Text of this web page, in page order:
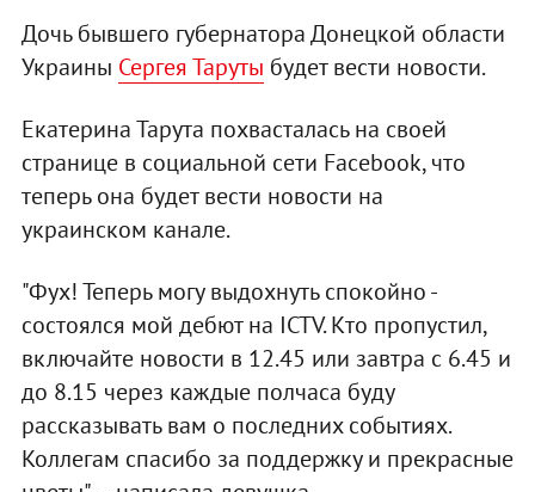
Дочь бывшего губернатора Донецкой области
Украины Сергея Таруты будет вести новости.
Екатерина Тарута похвасталась на своей
странице в социальной сети Facebook, что
теперь она будет вести новости на
украинском канале.
"Фух! Теперь могу выдохнуть спокойно -
состоялся мой дебют на ICTV. Кто пропустил,
включайте новости в 12.45 или завтра с 6.45 и
до 8.15 через каждые полчаса буду
рассказывать вам о последних событиях.
Коллегам спасибо за поддержку и прекрасные